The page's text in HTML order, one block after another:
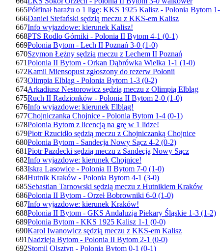
665Półfinał barażu o 1 ligę: KKS 1925 Kalisz - Polonia Bytom
666Daniel Stefański sędzią meczu z KKS-em Kalisz
667Info wyjazdowe: kierunek Kalisz!
668PTS Rodło Górniki - Polonia II Bytom 4-1 (0-1)
669Polonia Bytom - Lech II Poznań 3-0 (1-0)
670Szymon Łężny sędzią meczu z Lechem II Poznań
671Polonia II Bytom - Orkan Dąbrówka Wielka 1-1 (1-0)
672Kamil Miensopust zgłoszony do rezerw Polonii
673Olimpia Elbląg - Polonia Bytom 1-3 (0-2)
674Arkadiusz Nestorowicz sędzią meczu z Olimpią Elbląg
675Ruch II Radzionków - Polonia II Bytom 2-0 (1-0)
676Info wyjazdowe: kierunek Elbląg!
677Chojniczanka Chojnice - Polonia Bytom 1-4 (0-1)
678Polonia Bytom z licencją na grę w 1 lidze!
679Piotr Rzucidło sędzią meczu z Chojniczanką Chojnice
680Polonia Bytom - Sandecja Nowy Sącz 4-2 (0-2)
681Piotr Pazdecki sędzią meczu z Sandecją Nowy Sącz
682Info wyjazdowe: kierunek Chojnice!
683Iskra Lasowice - Polonia II Bytom 7-0 (1-0)
684Hutnik Kraków - Polonia Bytom 4-1 (3-0)
685Sebastian Tarnowski sędzią meczu z Hutnikiem Kraków
686Polonia II Bytom - Orzeł Bobrowniki 6-0 (1-0)
687Info wyjazdowe: kierunek Kraków!
688Polonia II Bytom - GKS Andaluzja Piekary Śląskie 1-3 (1-2)
689Polonia Bytom - KKS 1925 Kalisz 1-1 (0-0)
690Karol Iwanowicz sędzią meczu z KKS-em Kalisz
691Nadzieja Bytom - Polonia II Bytom 2-1 (0-0)
692Stomil Olsztyn - Polonia Bytom 0-1 (0-1)